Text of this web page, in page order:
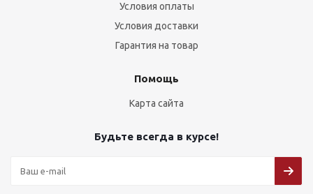
Условия оплаты
Условия доставки
Гарантия на товар
Помощь
Карта сайта
Будьте всегда в курсе!